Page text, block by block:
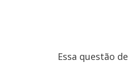
Essa questão